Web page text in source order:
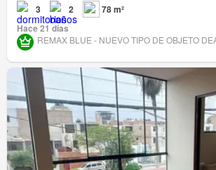
3 2
78 m²
Hace 21 días
REMAX BLUE - NUEVO TIPO DE OBJETO